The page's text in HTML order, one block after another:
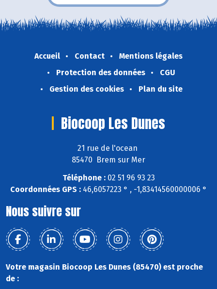
Accueil Contact
Mentions légales
Protection des données
CGU
Gestion des cookies
Plan du site
Biocoop Les Dunes
21 rue de l'ocean
85470 Brem sur Mer
Téléphone :02 51 96 93 23
Coordonnées GPS : 46,6057223 ° , -1,83414560000006 °
Nous suivre sur
Votre magasin Biocoop Les Dunes (85470) est proche
de :